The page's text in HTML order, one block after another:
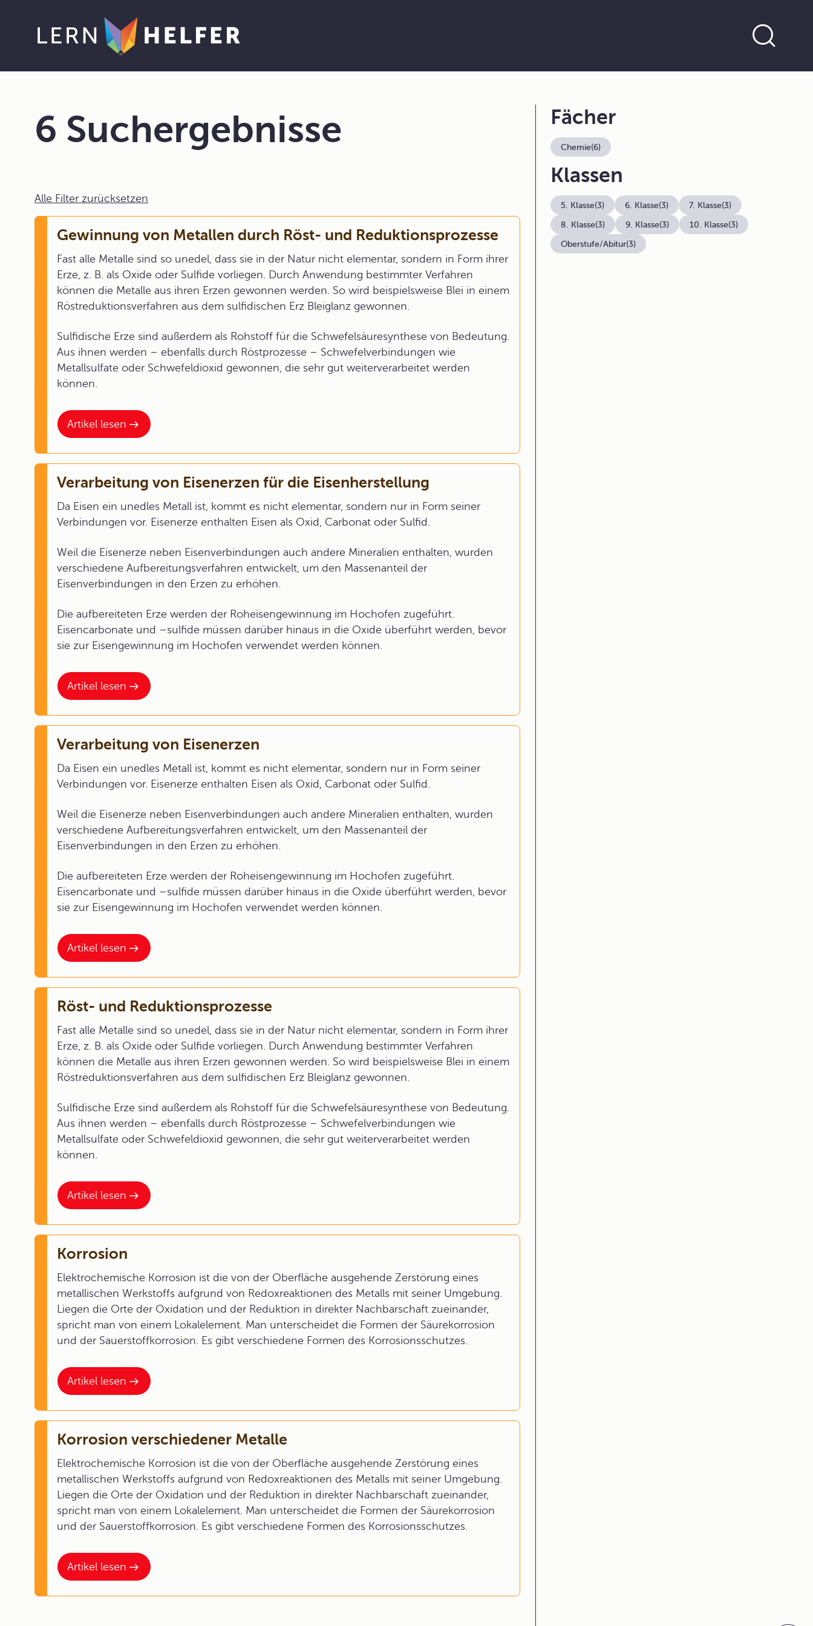
6 Suchergebnisse
Alle Filter zurücksetzen
Artikel lesen
Gewinnung von Metallen durch Röst- und Reduktionsprozesse
Fast alle Metalle sind so unedel, dass sie in der Natur nicht elementar, sondern in Form ihrer
Erze, z. B. als Oxide oder Sulfide vorliegen. Durch Anwendung bestimmter Verfahren
können die Metalle aus ihren Erzen gewonnen werden. So wird beispielsweise Blei in einem
Röstreduktionsverfahren aus dem sulfidischen Erz Bleiglanz gewonnen.
Sulfidische Erze sind außerdem als Rohstoff für die Schwefelsäuresynthese von Bedeutung.
Aus ihnen werden – ebenfalls durch Röstprozesse – Schwefelverbindungen wie
Metallsulfate oder Schwefeldioxid gewonnen, die sehr gut weiterverarbeitet werden
können.
Artikel lesen
Verarbeitung von Eisenerzen für die Eisenherstellung
Da Eisen ein unedles Metall ist, kommt es nicht elementar, sondern nur in Form seiner
Verbindungen vor. Eisenerze enthalten Eisen als Oxid, Carbonat oder Sulfid.
Weil die Eisenerze neben Eisenverbindungen auch andere Mineralien enthalten, wurden
verschiedene Aufbereitungsverfahren entwickelt, um den Massenanteil der
Eisenverbindungen in den Erzen zu erhöhen.
Die aufbereiteten Erze werden der Roheisengewinnung im Hochofen zugeführt.
Eisencarbonate und –sulfide müssen darüber hinaus in die Oxide überführt werden, bevor
sie zur Eisengewinnung im Hochofen verwendet werden können.
Artikel lesen
Verarbeitung von Eisenerzen
Da Eisen ein unedles Metall ist, kommt es nicht elementar, sondern nur in Form seiner
Verbindungen vor. Eisenerze enthalten Eisen als Oxid, Carbonat oder Sulfid.
Weil die Eisenerze neben Eisenverbindungen auch andere Mineralien enthalten, wurden
verschiedene Aufbereitungsverfahren entwickelt, um den Massenanteil der
Eisenverbindungen in den Erzen zu erhöhen.
Die aufbereiteten Erze werden der Roheisengewinnung im Hochofen zugeführt.
Eisencarbonate und –sulfide müssen darüber hinaus in die Oxide überführt werden, bevor
sie zur Eisengewinnung im Hochofen verwendet werden können.
Artikel lesen
Röst- und Reduktionsprozesse
Fast alle Metalle sind so unedel, dass sie in der Natur nicht elementar, sondern in Form ihrer
Erze, z. B. als Oxide oder Sulfide vorliegen. Durch Anwendung bestimmter Verfahren
können die Metalle aus ihren Erzen gewonnen werden. So wird beispielsweise Blei in einem
Röstreduktionsverfahren aus dem sulfidischen Erz Bleiglanz gewonnen.
Sulfidische Erze sind außerdem als Rohstoff für die Schwefelsäuresynthese von Bedeutung.
Aus ihnen werden – ebenfalls durch Röstprozesse – Schwefelverbindungen wie
Metallsulfate oder Schwefeldioxid gewonnen, die sehr gut weiterverarbeitet werden
können.
Artikel lesen
Korrosion
Elektrochemische Korrosion ist die von der Oberfläche ausgehende Zerstörung eines
metallischen Werkstoffs aufgrund von Redoxreaktionen des Metalls mit seiner Umgebung.
Liegen die Orte der Oxidation und der Reduktion in direkter Nachbarschaft zueinander,
spricht man von einem Lokalelement. Man unterscheidet die Formen der Säurekorrosion
und der Sauerstoffkorrosion. Es gibt verschiedene Formen des Korrosionsschutzes.
Artikel lesen
Korrosion verschiedener Metalle
Elektrochemische Korrosion ist die von der Oberfläche ausgehende Zerstörung eines
metallischen Werkstoffs aufgrund von Redoxreaktionen des Metalls mit seiner Umgebung.
Liegen die Orte der Oxidation und der Reduktion in direkter Nachbarschaft zueinander,
spricht man von einem Lokalelement. Man unterscheidet die Formen der Säurekorrosion
und der Sauerstoffkorrosion. Es gibt verschiedene Formen des Korrosionsschutzes.
Fächer
Chemie(6)
Klassen
5. Klasse(3) 6. Klasse(3) 7. Klasse(3)
8. Klasse(3) 9. Klasse(3) 10. Klasse(3)
Oberstufe/Abitur(3)